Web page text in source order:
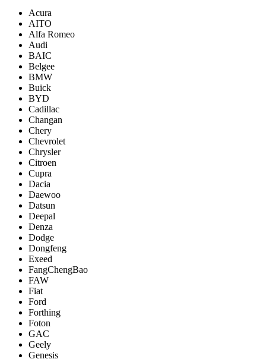
Acura
AITO
Alfa Romeo
Audi
BAIC
Belgee
BMW
Buick
BYD
Cadillac
Changan
Chery
Chevrolet
Chrysler
Citroen
Cupra
Dacia
Daewoo
Datsun
Deepal
Denza
Dodge
Dongfeng
Exeed
FangChengBao
FAW
Fiat
Ford
Forthing
Foton
GAC
Geely
Genesis